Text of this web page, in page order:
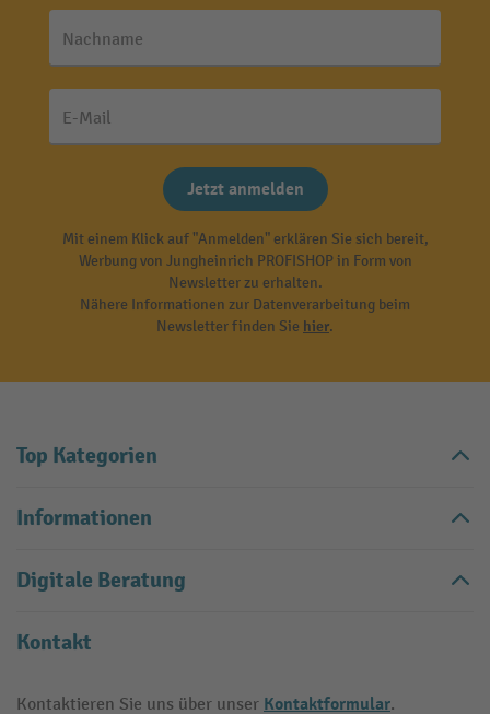
Nachname
E-Mail
Jetzt anmelden
Mit einem Klick auf "Anmelden" erklären Sie sich bereit,
Werbung von Jungheinrich PROFISHOP in Form von
Newsletter zu erhalten.
Nähere Informationen zur Datenverarbeitung beim
Newsletter finden Sie hier.
Top Kategorien
Informationen
Digitale Beratung
Kontakt
Kontaktieren Sie uns über unser Kontaktformular.